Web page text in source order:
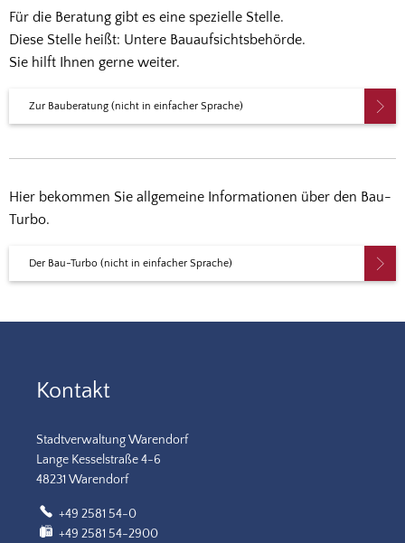
Für die Beratung gibt es eine spezielle Stelle.
Diese Stelle heißt: Untere Bauaufsichtsbehörde.
Sie hilft Ihnen gerne weiter.
Zur Bauberatung (nicht in einfacher Sprache)
Hier bekommen Sie allgemeine Informationen über den Bau-
Turbo.
Der Bau-Turbo (nicht in einfacher Sprache)
Kontakt
Stadtverwaltung Warendorf
Lange Kesselstraße 4-6
48231 Warendorf
+49 2581 54-0
+49 2581 54-2900